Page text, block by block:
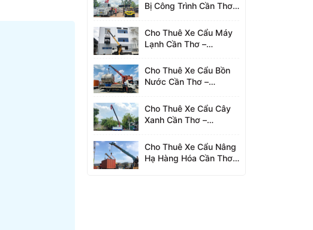
Bị Công Trình Cần Thơ –
Cho Thuê Xe Cẩu Máy
Lạnh Cần Thơ –
Cho Thuê Xe Cẩu Bồn
Nước Cần Thơ –
Cho Thuê Xe Cẩu Cây
Xanh Cần Thơ –
Cho Thuê Xe Cẩu Nâng
Hạ Hàng Hóa Cần Thơ –